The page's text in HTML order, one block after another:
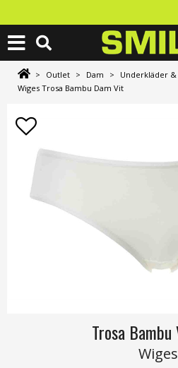
> Outlet > Dam > Underkläder
Wiges Trosa Bambu Dam Vit
Trosa
Wiges